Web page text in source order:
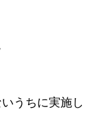
うちに実施し